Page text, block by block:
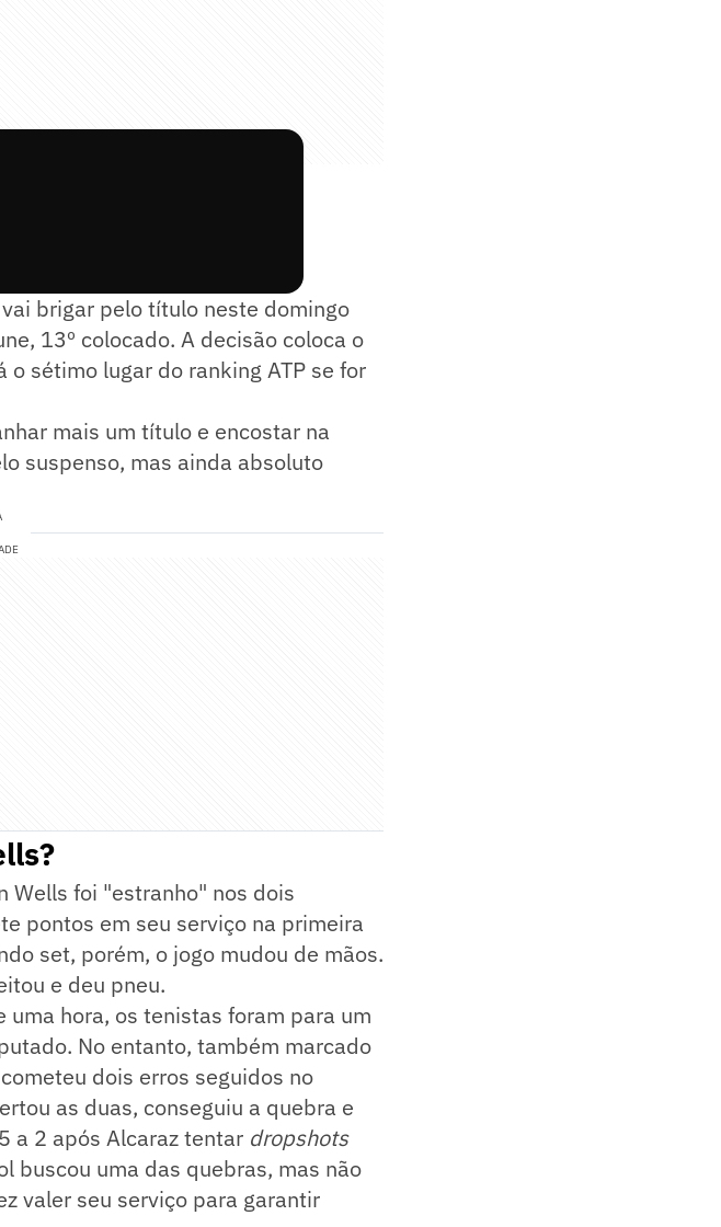
brigar pelo título neste domingo
13º colocado. A decisão coloca o
sétimo lugar do ranking ATP se for
mais um título e encostar na
suspenso, mas ainda absoluto
Wells foi "estranho" nos dois
pontos em seu serviço na primeira
set, porém, o jogo mudou de mãos.
e deu pneu.
hora, os tenistas foram para um
No entanto, também marcado
dois erros seguidos no
as duas, conseguiu a quebra e
a 2 após Alcaraz tentar dropshots
buscou uma das quebras, mas não
valer seu serviço para garantir